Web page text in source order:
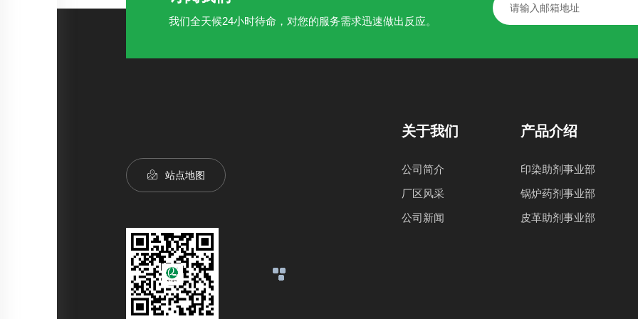
我们全天候24小时待命，对您的服务需求迅速做出反应。
站点地图
关于我们
公司简介
厂区风采
公司新闻
产品介绍
印染助剂事业部
锅炉药剂事业部
皮革助剂事业部